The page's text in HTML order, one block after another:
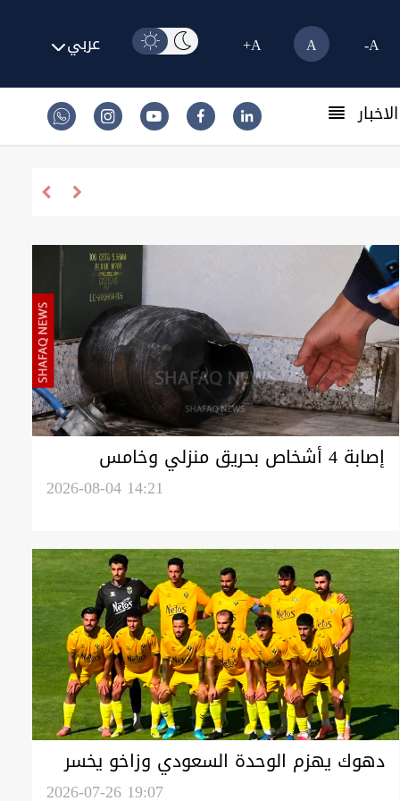
A-
A
A+ عربي
إصابة 4 أشخاص بحريق منزلي وخامس
بانفجار مخلف حربي في دهوك2026-08-04 14:21
دهوك يهزم الوحدة السعودي وزاخو يخسر
2026-07-26 19:07